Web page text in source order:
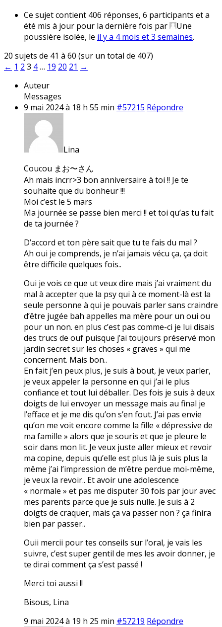
Ce sujet contient 406 réponses, 6 participants et a
été mis à jour pour la dernière fois par
Une
poussière isolée, le il y a 4 mois et 3 semaines.
20 sujets de 41 à 60 (sur un total de 407)
← 1 2 3 4… 19 20 21 →
Auteur
Messages
9 mai 2024 à 18 h 55 min #57215 Répondre
Lina
Coucou まお〜さん
Ah mais incrr>3 bon anniversaire à toi !! Je te
souhaite que du bonheur !!!
Moi c’est le 5 mars
Ma journée se passe bien merci !! et toi qu’as tu fait
de ta journée ?
D’accord et ton père sait que tu te fais du mal ?
Ah oui je comprends, je n’ai jamais vécu ça, ça doit
être difficile quelques fois..
Oui je vois ce que ut veux dire mais j’ai vraiment du
mal à accepter que la psy qui à ce moment-là est la
seule personne à qui je pouvais parler sans craindre
d’être jugée bah appelles ma mère pour un oui ou
pour un non. en plus c’est pas comme-ci je lui disais
des trucs de ouf puisque j’ai toujours préservé mon
jardin secret sur les choses « graves » qui me
concernent. Mais bon..
En fait j’en peux plus, je suis à bout, je veux parler,
je veux appeler la personne en qui j’ai le plus
confiance et tout lui déballer. Des fois je suis à deux
doigts de lui envoyer un message mais au final je
l’efface et je me dis qu’on s’en fout. J’ai pas envie
qu’on me voit encore comme la fille « dépressive de
ma famille » alors que je souris et que je pleure le
soir dans mon lit. Je veux juste aller mieux et revoir
ma copine, depuis qu’elle est plus là je suis plus la
même j’ai l’impression de m’être perdue moi-même,
je veux la revoir.. Et avoir une adolescence
« normale » et pas me disputer 30 fois par jour avec
mes parents parce que je suis nulle. Je suis à 2
doigts de craquer, mais ça va passer non ? ça finira
bien par passer..
Ouii mercii pour tes conseils sur l’oral, je vais les
suivre, c’est super gentil de mes les avoir donner, je
te dirai comment ça s’est passé !
Merci toi aussi !!
Bisous, Lina
9 mai 2024 à 19 h 25 min #57219 Répondre